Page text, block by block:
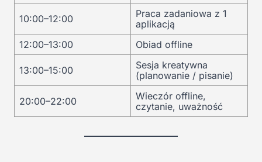
10:00–12:00
Praca zadaniowa z 1
aplikacją
12:00–13:00
Obiad offline
13:00–15:00
Sesja kreatywna
(planowanie / pisanie)
20:00–22:00
Wieczór offline,
czytanie, uważność